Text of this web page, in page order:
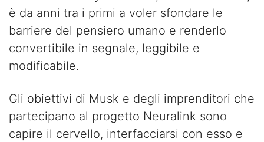
è da anni tra i primi a voler sfondare le
barriere del pensiero umano e renderlo
convertibile in segnale, leggibile e
modificabile.
Gli obiettivi di Musk e degli imprenditori che
partecipano al progetto Neuralink sono
capire il cervello, interfacciarsi con esso e